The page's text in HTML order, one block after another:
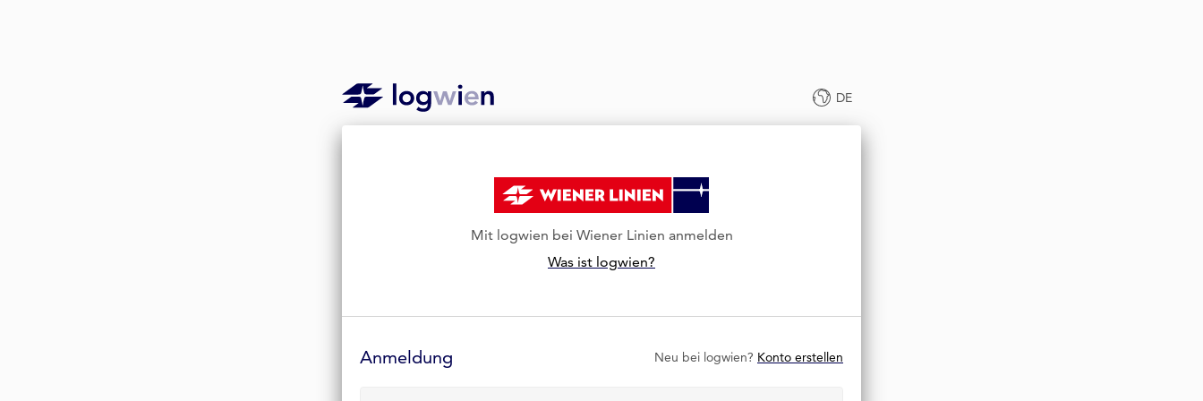
DE
Mit logwien bei Wiener Linien anmelden
Was ist logwien?
Formular
Anmeldung Neu bei logwien? Konto erstellen